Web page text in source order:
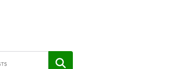
Pesquisar